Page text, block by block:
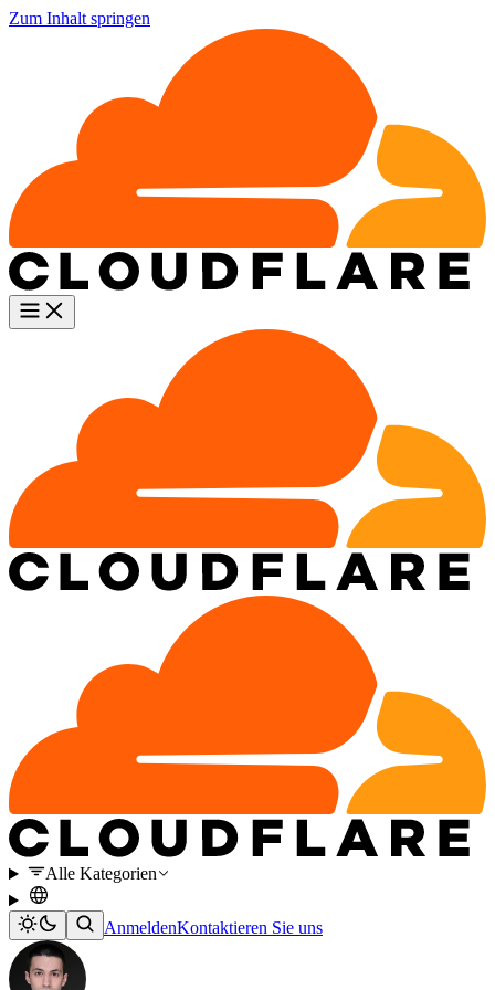
Zum Inhalt springen
Alle Kategorien
AnmeldenKontaktieren Sie uns